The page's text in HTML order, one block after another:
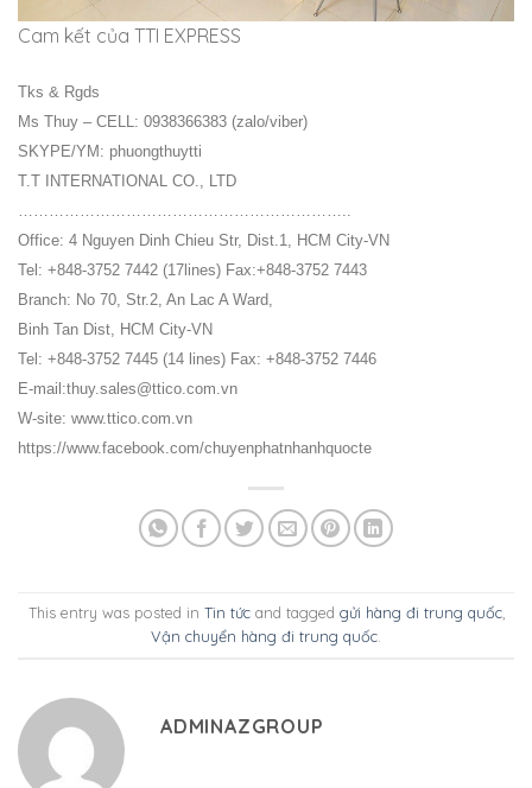
Cam kết của TTI EXPRESS
Tks & Rgds
Ms Thuy – CELL: 0938366383 (zalo/viber)
SKYPE/YM: phuongthuytti
T.T INTERNATIONAL CO., LTD
Office: 4 Nguyen Dinh Chieu Str, Dist.1, HCM City-VN
Tel: +848-3752 7442 (17lines) Fax:+848-3752 7443
Branch: No 70, Str.2, An Lac A Ward,
Binh Tan Dist, HCM City-VN
Tel: +848-3752 7445 (14 lines) Fax: +848-3752 7446
E-mail:thuy.sales@ttico.com.vn
W-site: www.ttico.com.vn
https://www.facebook.com/chuyenphatnhanhquocte
This entry was posted in Tin tứcand tagged gửi hàng đi trung quốc,
Vận chuyển hàng đi trung quốc
ADMINAZGROUP